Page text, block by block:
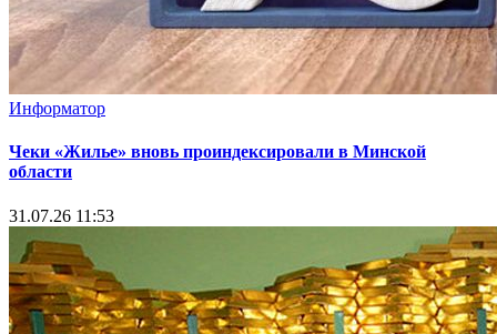
Информатор
Чеки «Жилье» вновь проиндексировали в Минской
области
31.07.26 11:53